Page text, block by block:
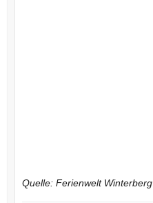
Quelle: Ferienwelt Winterberg